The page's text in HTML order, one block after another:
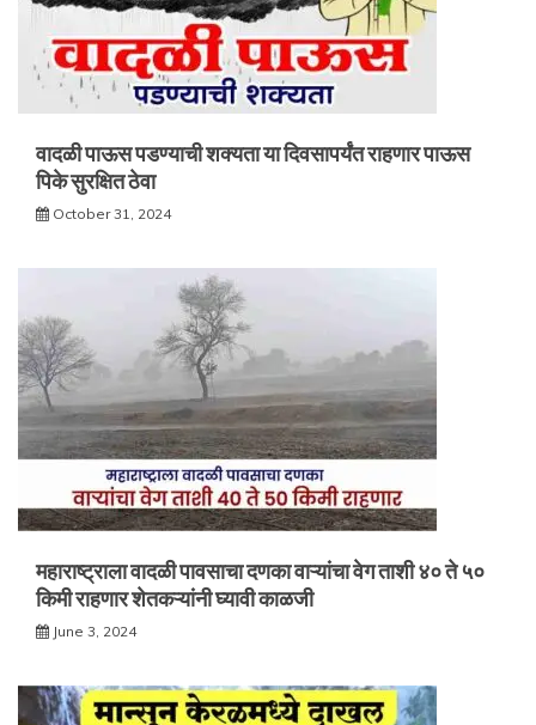
वादळी पाऊस पडण्याची शक्यता या दिवसापर्यंत राहणार पाऊस
पिके सुरक्षित ठेवा
October 31, 2024
महाराष्ट्राला वादळी पावसाचा दणका वाऱ्यांचा वेग ताशी ४० ते ५०
किमी राहणार शेतकऱ्यांनी घ्यावी काळजी
June 3, 2024